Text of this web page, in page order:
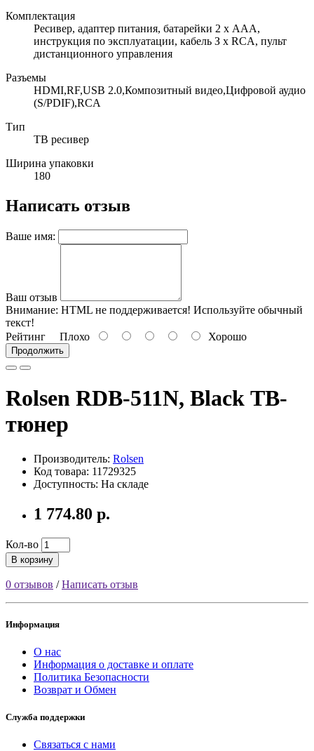
Комплектация
Ресивер, адаптер питания, батарейки 2 х AAA,
инструкция по эксплуатации, кабель З х RCA, пульт
дистанционного управления
Разъемы
HDMI,RF,USB 2.0,Композитный видео,Цифровой аудио
(S/PDIF),RCA
Тип
ТВ ресивер
Ширина упаковки
180
Написать отзыв
Ваше имя:
Ваш отзыв
Внимание: HTML не поддерживается! Используйте обычный
текст!
Рейтинг Плохо Хорошо
Продолжить
Rolsen RDB-511N, Black ТВ-
тюнер
Производитель: Rolsen
Код товара: 11729325
Доступность: На складе
1 774.80 р.
Кол-во
В корзину
0 отзывов /Написать отзыв
Информация
О нас
Информация о доставке и оплате
Политика Безопасности
Возврат и Обмен
Служба поддержки
Связаться с нами